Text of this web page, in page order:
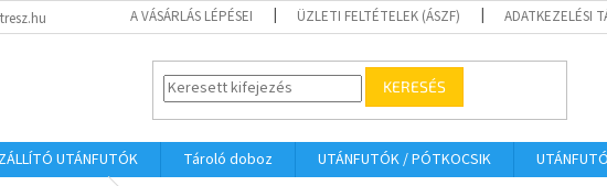
A VÁSÁRLÁS LÉPÉSEI ÜZLETI FELTÉTELEK (ÁSZF) ADATKEZELÉSI
KERESÉS
UTÁNFUTÓK Tároló doboz UTÁNFUTÓK / PÓTKOCSIK